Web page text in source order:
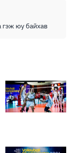
гэж юу байхав